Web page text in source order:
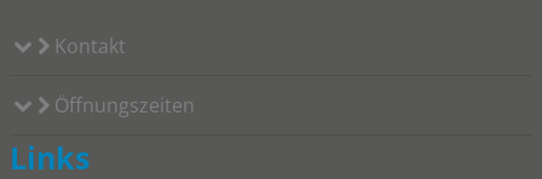
Kontakt
Öffnungszeiten
Links